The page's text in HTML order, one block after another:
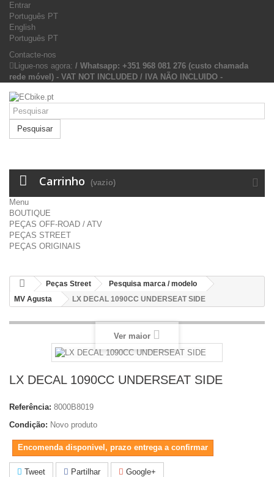
Entrar
Português PT
English
Português PT
Contacte-nos
Ligue-nos agora: / Whatsapp: +351 968 081 276 (custo chamada
rede móvel) - VAT NOT INCLUDED / IVA NÃO INCLUIDO -
Pesquisar
Carrinho (vazio)
Menu
BOUTIQUE
PEÇAS OFF-ROAD / ATV
PEÇAS STREET
PEÇAS ORIGINAIS
Peças Street
Pesquisa marca / modelo
MV Agusta
LX DECAL 1090CC UNDERSEAT SIDE
Ver maior
LX DECAL 1090CC UNDERSEAT SIDE
Referência: 8000B8019
Condição: Novo produto
Encomenda disponivel, prazo entrega a confirmar
Tweet Partilhar Google+